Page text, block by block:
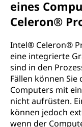
eines
Celeron®
Intel® Celeron®
eine integrierte
sind in den
Fällen können
Computers mit
nicht aufrüsten.
können jedoch
wenn der